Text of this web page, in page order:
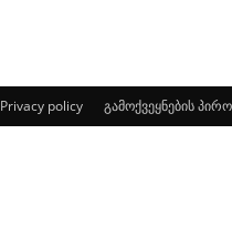
Privacy policy გამოქვეყნების